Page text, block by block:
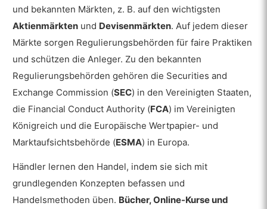
und bekannten Märkten, z. B. auf den wichtigsten
Aktienmärkten und Devisenmärkten. Auf jedem dieser
Märkte sorgen Regulierungsbehörden für faire Praktiken
und schützen die Anleger. Zu den bekannten
Regulierungsbehörden gehören die Securities and
Exchange Commission (SEC) in den Vereinigten Staaten,
die Financial Conduct Authority (FCA) im Vereinigten
Königreich und die Europäische Wertpapier- und
Marktaufsichtsbehörde (ESMA) in Europa.
Händler lernen den Handel, indem sie sich mit
grundlegenden Konzepten befassen und
Handelsmethoden üben. Bücher, Online-Kurse und